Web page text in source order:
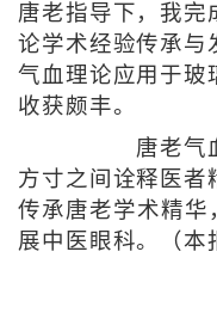
唐老指导下，我完
论学术经验传承与
气血理论应用于玻
收获颇丰。
唐老气血
方寸之间诠释医者
传承唐老学术精华
展中医眼科。（本